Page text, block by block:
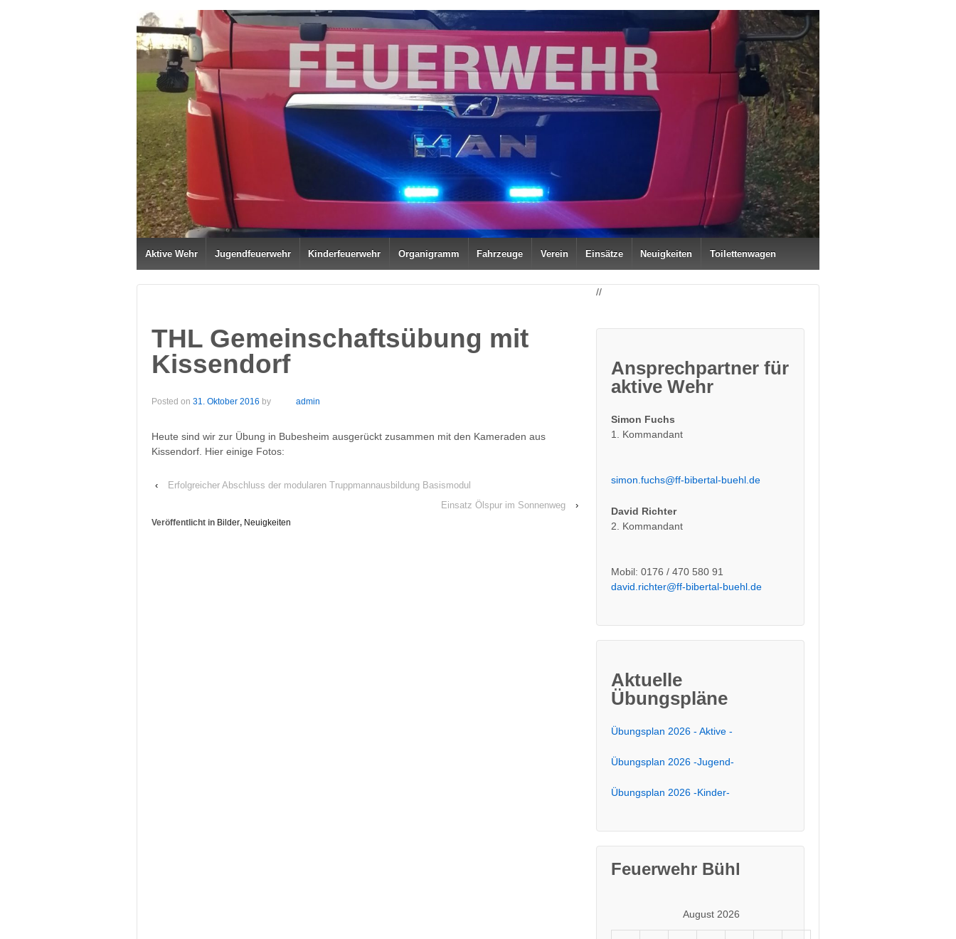
Aktive Wehr Jugendfeuerwehr Kinderfeuerwehr Organigramm Fahrzeuge Verein Einsätze Neuigkeiten Toilettenwagen
THL Gemeinschaftsübung mit
Kissendorf
Posted on 31. Oktober 2016 by admin
Heute sind wir zur Übung in Bubesheim ausgerückt zusammen mit den Kameraden aus
Kissendorf. Hier einige Fotos:
‹
Erfolgreicher Abschluss der modularen Truppmannausbildung Basismodul
Einsatz Ölspur im Sonnenweg
›
Veröffentlicht in Bilder, Neuigkeiten
//
Ansprechpartner für
aktive Wehr
Simon Fuchs
1. Kommandant
simon.fuchs@ff-bibertal-buehl.de
David Richter
2. Kommandant
Mobil: 0176 / 470 580 91
david.richter@ff-bibertal-buehl.de
Aktuelle
Übungspläne
Übungsplan 2026 - Aktive -
Übungsplan 2026 -Jugend-
Übungsplan 2026 -Kinder-
Feuerwehr Bühl
August 2026